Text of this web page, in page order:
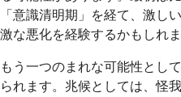
「意識清明期」を経て、激し
激な悪化を経験するかもしれま
もう一つのまれな可能性とし
られます。兆候としては、怪